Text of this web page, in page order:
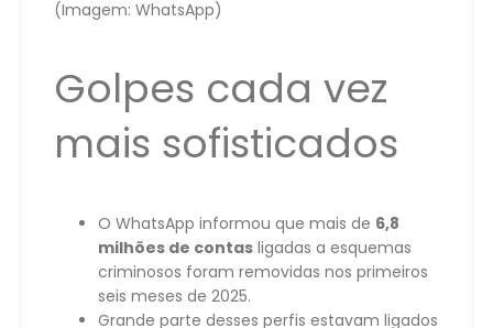
(Imagem: WhatsApp)
Golpes cada vez
mais sofisticados
O WhatsApp informou que mais de 6,8
milhões de contas ligadas a esquemas
criminosos foram removidas nos primeiros
seis meses de 2025.
Grande parte desses perfis estavam ligados